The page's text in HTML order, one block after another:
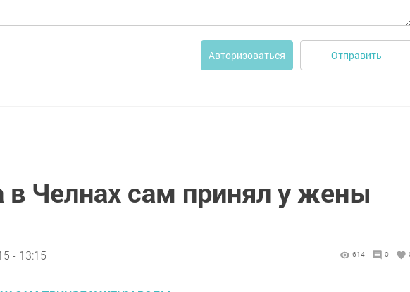
Авторизоваться Отправить
Челнах сам принял у жены
- 13:15 614 0